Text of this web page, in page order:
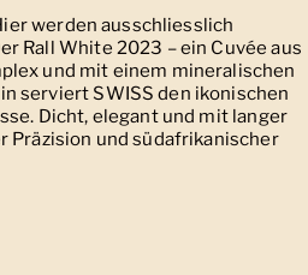
werden ausschliesslich
Rall White 2023 – ein Cuvée aus
und mit einem mineralischen
serviert SWISS den ikonischen
Dicht, elegant und mit langer
Präzision und südafrikanischer